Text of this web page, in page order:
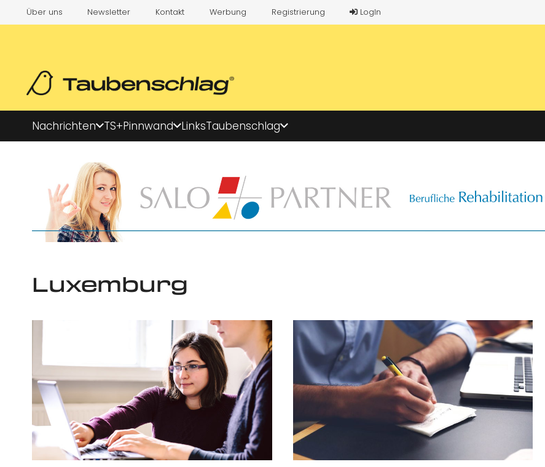
Über uns Newsletter Kontakt Werbung Registrierung LogIn
Nachrichten TS+Pinnwand LinksTaubenschlag
Luxemburg